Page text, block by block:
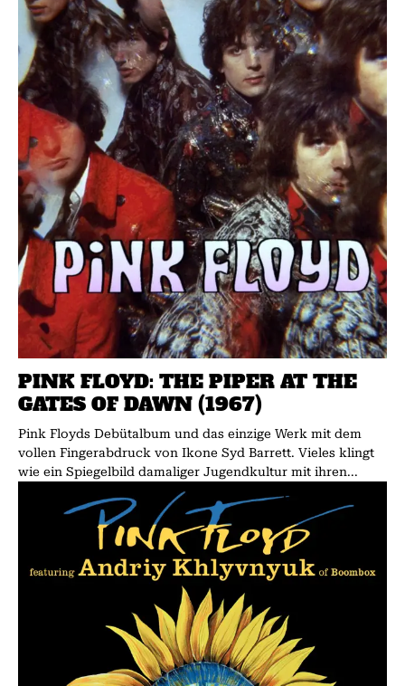
PINK FLOYD: THE PIPER AT THE
GATES OF DAWN (1967)
Pink Floyds Debütalbum und das einzige Werk mit dem
vollen Fingerabdruck von Ikone Syd Barrett. Vieles klingt
wie ein Spiegelbild damaliger Jugendkultur mit ihren...